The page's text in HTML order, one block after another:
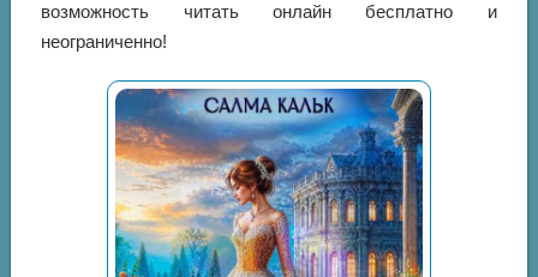
возможность читать онлайн бесплатно и
неограниченно!